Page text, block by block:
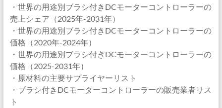
・世界の用途別ブラシ付きDCモーターコントローラーの
売上シェア（2025年-2031年）
・世界の用途別ブラシ付きDCモーターコントローラーの
価格（2020年-2024年）
・世界の用途別ブラシ付きDCモーターコントローラーの
価格（2025-2031年）
・原材料の主要サプライヤーリスト
・ブラシ付きDCモーターコントローラーの販売業者リス
ト